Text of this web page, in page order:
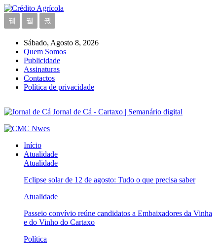
Sábado, Agosto 8, 2026
Quem Somos
Publicidade
Assinaturas
Contactos
Política de privacidade
Jornal de Cá - Cartaxo | Semanário digital
Início
Atualidade
Atualidade
Eclipse solar de 12 de agosto: Tudo o que precisa saber
Atualidade
Passeio convívio reúne candidatos a Embaixadores da Vinha
e do Vinho do Cartaxo
Política